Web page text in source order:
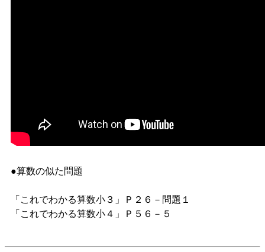
●算数の似た問題
「これでわかる算数小３」Ｐ２６－問題１
「これでわかる算数小４」Ｐ５６－５